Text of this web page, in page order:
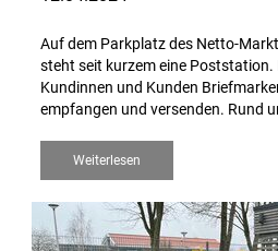
Auf dem Parkplatz des Netto-
steht seit kurzem eine Poststation.
Kundinnen und Kunden
empfangen und versenden. Rund
Weiterlesen